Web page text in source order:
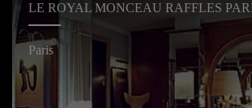
LE ROYAL MONCEAU RAFFLES
Paris